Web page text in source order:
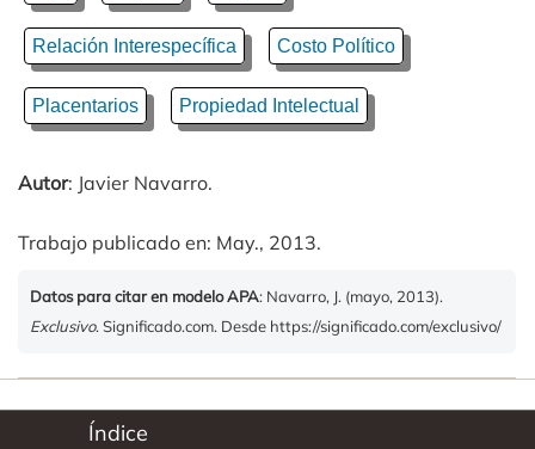
Relación Interespecífica Costo Político
Placentarios Propiedad Intelectual
Autor: Javier Navarro.
Trabajo publicado en: May., 2013.
Datos para citar en modelo APA: Navarro, J. (mayo, 2013).
Exclusivo. Significado.com. Desde https://significado.com/exclusivo/
Índice